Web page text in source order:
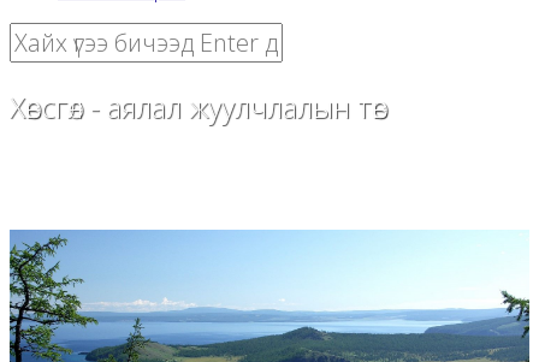
Хөвсгөл - аялал жуулчлалын төв